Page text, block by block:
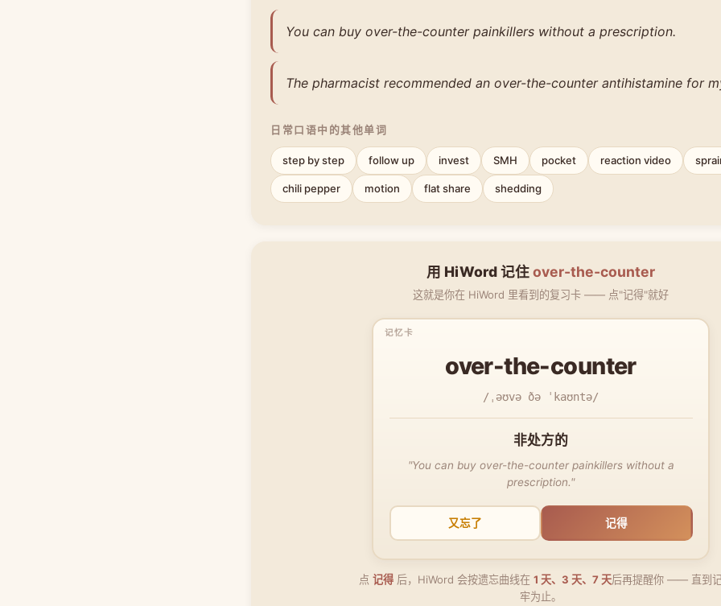
You can buy over-the-counter painkillers without a prescription.
The pharmacist recommended an over-the-counter antihistamine for
日常口语中的其他单词
step by step follow up invest SMH pocket reaction video
chili pepper motion flat share shedding
用 HiWord 记住over-the-counter
这就是你在 HiWord 里看到的复习卡 —— 点"记得"就好
over-the-counter
/ˌəʊvə ðə ˈkaʊntə/
非处方的
"You can buy over-the-counter painkillers without a
prescription."
又忘了 记得
点 记得 后，HiWord 会按遗忘曲线在 1 天、3 天、7 天后再提醒你 —— 直到
牢为止。